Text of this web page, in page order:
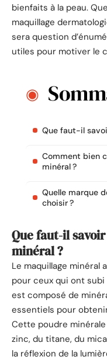
bienfaits à la peau.
maquillage
sera question
utiles pour motiver le
Que faut-il
Comment bien
minéral ?
Quelle marque
choisir ?
Que faut-il
minéral ?
Le maquillage
pour ceux qui ont
est composé de
essentiels pour
Cette poudre
zinc, du titane, du
la réflexion de la